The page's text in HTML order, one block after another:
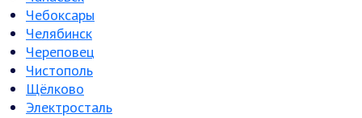
Чебоксары
Челябинск
Череповец
Чистополь
Щёлково
Электросталь